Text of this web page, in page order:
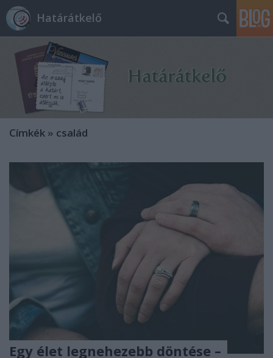
Határátkelő
Címkék » család
Egy élet legnehezebb döntése –